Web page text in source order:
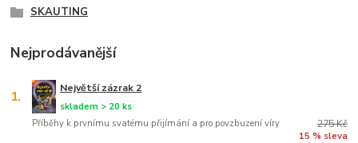
SKAUTING
Nejprodávanější
1. Největší zázrak 2
Příběhy k prvnímu svatému přijímání a pro povzbuzení víry
skladem > 20 ks
275 Kč
15 % sleva